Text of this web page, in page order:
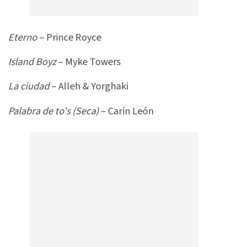
Eterno– Prince Royce
Island Boyz– Myke Towers
La ciudad– Alleh & Yorghaki
Palabra de to's (Seca)– Carín León